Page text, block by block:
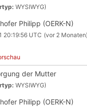
WYSIWYG)
Philipp (OERK-N)
20:19:56 UTC (vor 2 Monaten)
der Mutter
WYSIWYG)
Philipp (OERK-N)